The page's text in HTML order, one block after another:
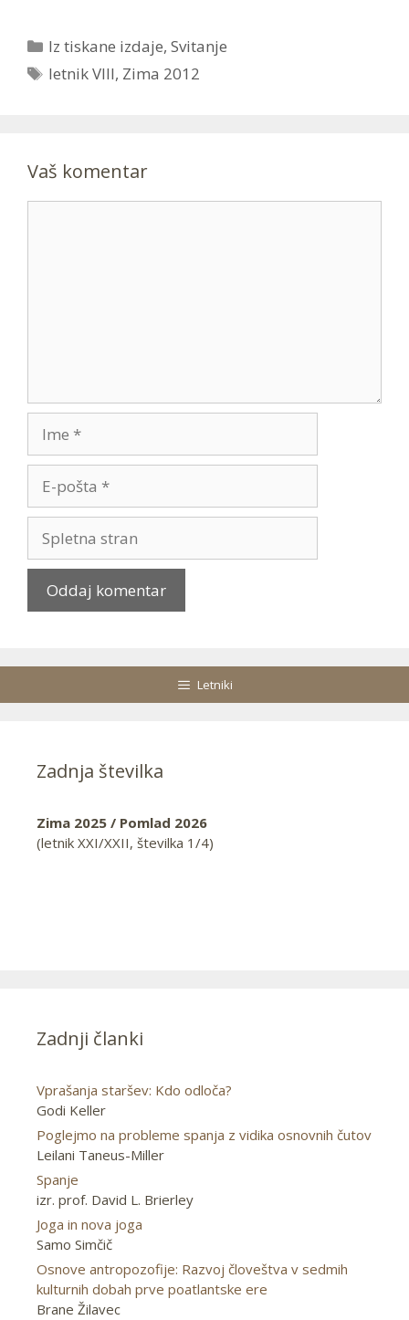
Categories
Iz tiskane izdaje,Svitanje
Tags
letnik VIII, Zima 2012
Vaš komentar
pošta
stran
Letniki
Zadnja številka
Zima 2025 / Pomlad 2026
(letnik XXI/XXII, številka 1/4)
Zadnji članki
Vprašanja staršev: Kdo odloča?
Godi Keller
Poglejmo na probleme spanja z vidika osnovnih čutov
Leilani Taneus-Miller
Spanje
izr. prof. David L. Brierley
Joga in nova joga
Samo Simčič
Osnove antropozofije: Razvoj človeštva v sedmih
kulturnih dobah prve poatlantske ere
Brane Žilavec